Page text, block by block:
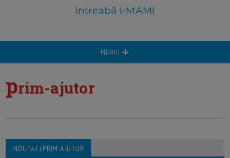
Intreabă I-MAMI
MENIU
prim-ajutor
NOUTATI PRIM-AJUTOR